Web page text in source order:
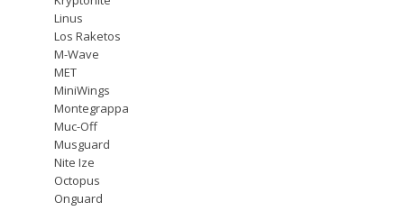
Linus
Los Raketos
M-Wave
MET
MiniWings
Montegrappa
Muc-Off
Musguard
Nite Ize
Octopus
Onguard